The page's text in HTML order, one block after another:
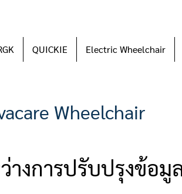
QUICKIE Electric Wheelchair
Wheelchair
างการปรับปรุงข้อมู